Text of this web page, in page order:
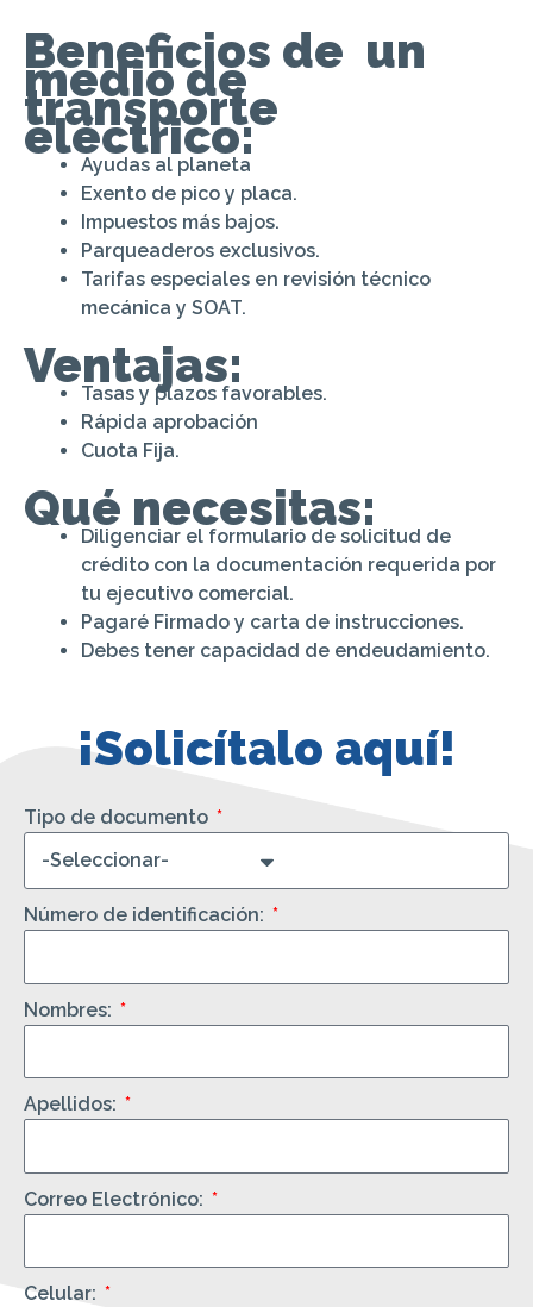
Beneficios de un
medio de
transporte
eléctrico:
Ayudas al planeta
Exento de pico y placa.
Impuestos más bajos.
Parqueaderos exclusivos.
Tarifas especiales en revisión técnico
mecánica y SOAT.
Ventajas:
Tasas y plazos favorables.
Rápida aprobación
Cuota Fija.
Qué necesitas:
Diligenciar el formulario de solicitud de
crédito con la documentación requerida por
tu ejecutivo comercial.
Pagaré Firmado y carta de instrucciones.
Debes tener capacidad de endeudamiento.
¡Solicítalo aquí!
Tipo de documento
Número de identificación:
Nombres:
Apellidos:
Correo Electrónico:
Celular: